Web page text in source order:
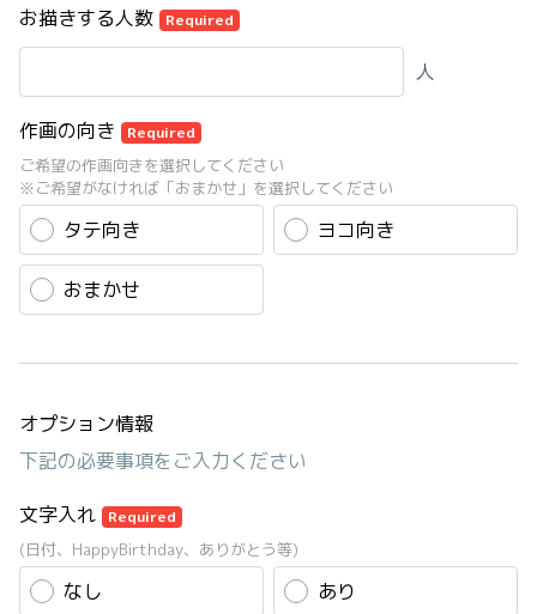
お描きする人数 Required
人
作画の向き Required
ご希望の作画向きを選択してください
※ご希望がなければ「おまかせ」を選択してください
タテ向き ヨコ向き
おまかせ
オプション情報
下記の必要事項をご入力ください
文字入れ Required
(日付、HappyBirthday、ありがとう等)
なし あり